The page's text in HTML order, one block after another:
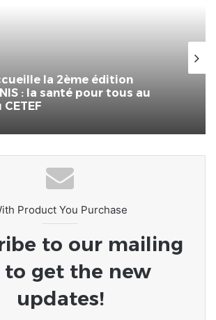
la 2ème édition
: la santé pour tous au
Product You Purchase
to our mailing
to get the new
updates!